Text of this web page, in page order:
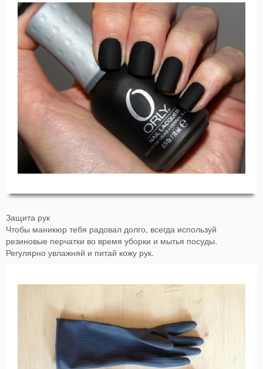
Защита рук
Чтобы маникюр тебя радовал долго, всегда используй
резиновые перчатки во время уборки и мытья посуды.
Регулярно увлажняй и питай кожу рук.